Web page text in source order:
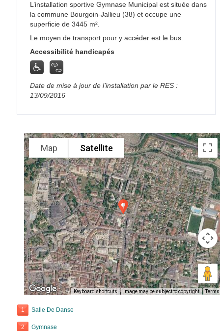
L’installation sportive Gymnase Municipal est située dans
la commune Bourgoin-Jallieu (38) et occupe une
superficie de 3445 m².
Le moyen de transport pour y accéder est le bus.
Accessibilité handicapés
Date de mise à jour de l’installation par le RES :
13/09/2016
Map Satellite
Keyboard shortcuts Image may be subject to copyright Terms
1 Salle De Danse
2 Gymnase